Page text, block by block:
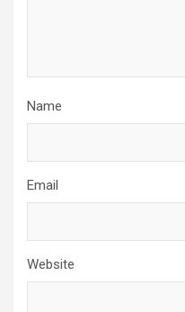
Name
Email
Website